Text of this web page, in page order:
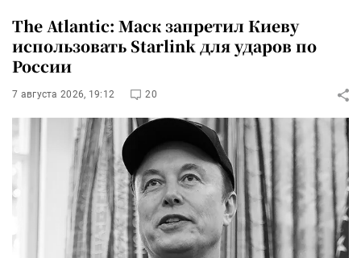
The Atlantic: Маск запретил Киеву
использовать Starlink для ударов по
России
7 августа 2026, 19:12 20